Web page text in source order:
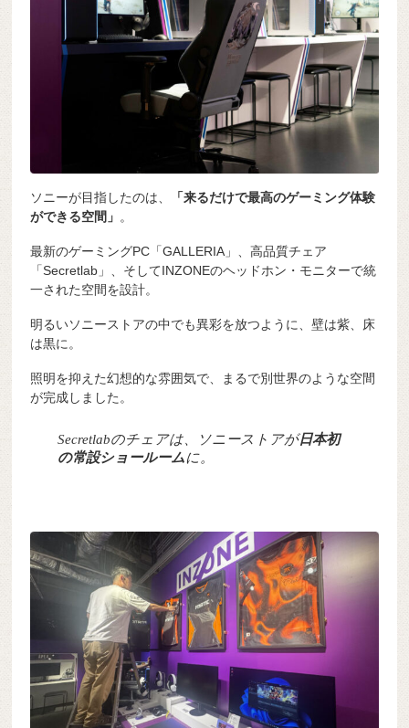
ソニーが目指したのは、
「来るだけで最高のゲーミング体験
ができる空間」 。
最新のゲーミングPC「GALLERIA」、高品質チェア
「Secretlab」、そしてINZONEのヘッドホン・モニターで統
一された空間を設計。
明るいソニーストアの中でも異彩を放つように、壁は紫、床
は黒に。
照明を抑えた幻想的な雰囲気で、まるで別世界のような空間
が完成しました。
Secretlabのチェアは、ソニーストアが日本初
の常設ショールームに。